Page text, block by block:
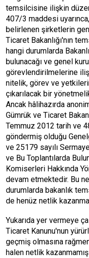
temsilcisine ilişkin
407/3 maddesi
belirlenen şirketlerin
Ticaret Bakanlığı'nın
hangi durumlarda
bulunacağı ve genel
görevlendirilmelerine
nitelik, görev ve
çıkarılacak bir
Ancak hâlihazırda
Gümrük ve Ticaret
Temmuz 2012 tarih ve
göndermiş olduğu
ve 25179 sayılı
ve Bu Toplantılarda
Komiserleri Hakkında
devam etmektedir. Bu
durumlarda bakanlık
de henüz netlik
Yukarıda yer vermeye
Ticaret Kanunu'nun
geçmiş olmasına
halen netlik